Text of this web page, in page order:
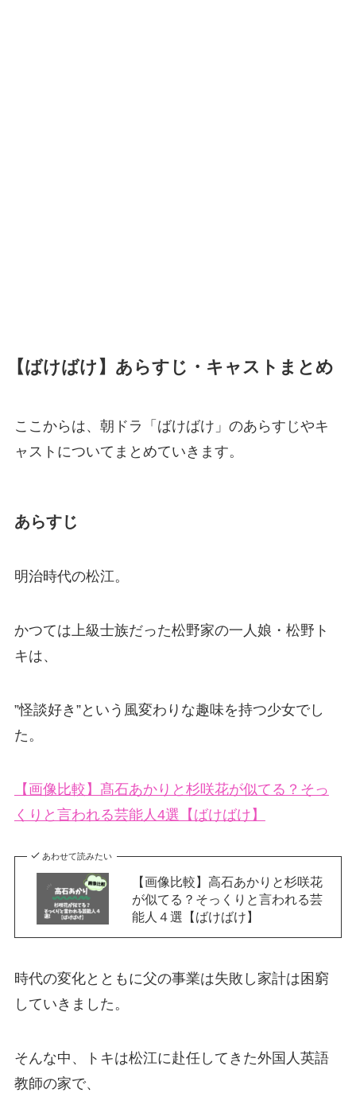
【ばけばけ】あらすじ・キャストまとめ
ここからは、朝ドラ「ばけばけ」のあらすじやキ
ャストについてまとめていきます。
あらすじ
明治時代の松江。
かつては上級士族だった松野家の一人娘・松野ト
キは、
”怪談好き”という風変わりな趣味を持つ少女でし
た。
【画像比較】髙石あかりと杉咲花が似てる？そっ
くりと言われる芸能人4選【ばけばけ】
あわせて読みたい
【画像比較】高石あかりと杉咲花
が似てる？そっくりと言われる芸
能人４選【ばけばけ】
時代の変化とともに父の事業は失敗し家計は困窮
していきました。
そんな中、トキは松江に赴任してきた外国人英語
教師の家で、